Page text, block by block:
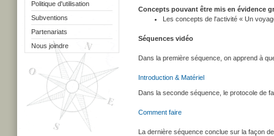
Politique d'utilisation
Subventions
Partenariats
Nous joindre
Concepts pouvant être mis en évidence
Les concepts de l'activité « Un
Séquences vidéo
Dans la première séquence, on apprend à
Introduction & Matériel
Dans la seconde séquence, le protocole de
Comment faire
La dernière séquence conclue sur la façon